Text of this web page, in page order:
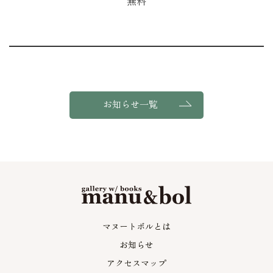
お知らせ一覧
マヌートボルとは
お知らせ
アクセスマップ